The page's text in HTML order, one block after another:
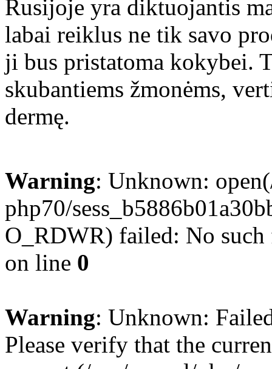
Rusijoje yra diktuojantis
labai reiklus ne tik savo
ji bus pristatoma kokybei.
skubantiems žmonėms,
dermę.
Warning: Unknown:
php70/
O_RDWR) failed: No
on line 0
Warning: Unknown:
Please verify that the